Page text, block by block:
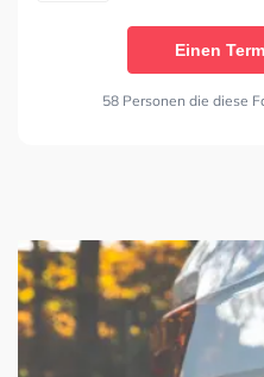
Einen
58 Personen die diese